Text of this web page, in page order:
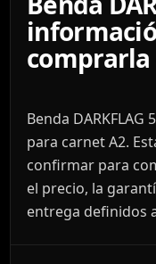
Benda DARKFLAG
para carnet A2.
confirmar para
el precio, la
entrega definidos